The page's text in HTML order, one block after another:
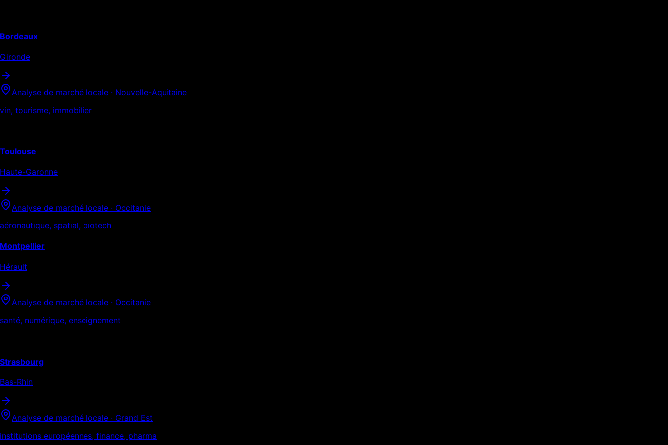
Bordeaux
Gironde
Analyse de marché locale · Nouvelle-Aquitaine
vin, tourisme, immobilier
Toulouse
Haute-Garonne
Analyse de marché locale · Occitanie
aéronautique, spatial, biotech
Montpellier
Hérault
Analyse de marché locale · Occitanie
santé, numérique, enseignement
Strasbourg
Bas-Rhin
Analyse de marché locale · Grand Est
institutions européennes, finance, pharma